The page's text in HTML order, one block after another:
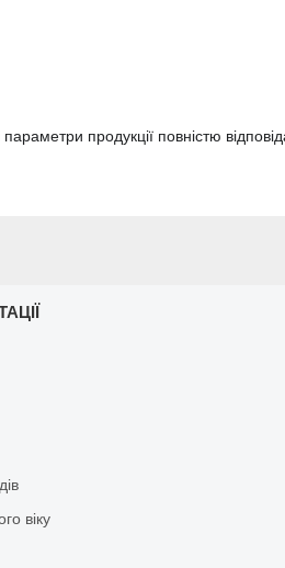
параметри продукції повністю
віку